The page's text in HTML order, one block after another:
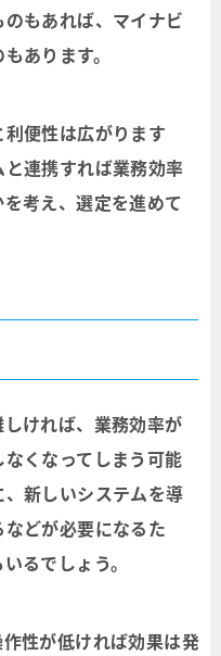
もあれば、マイナビ
あります。
便性は広がります
連携すれば業務効率
考え、選定を進めて
ければ、業務効率が
くなってしまう可能
新しいシステムを導
どが必要になるた
るでしょう。
性が低ければ効果は発